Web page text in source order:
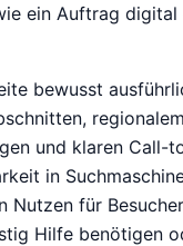
ein Auftrag
bewusst
und klaren Call-
in
Nutzen für
Hilfe benötigen